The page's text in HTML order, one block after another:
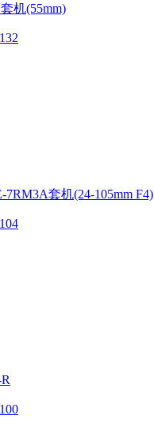
机(55mm)
7RM3A套机(24-105mm F4)